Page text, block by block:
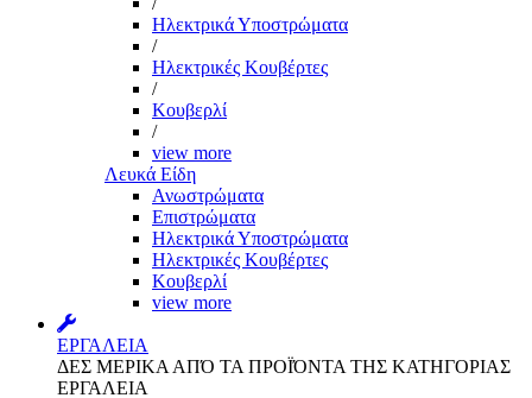
Ηλεκτρικά Υποστρώματα
/
Ηλεκτρικές Κουβέρτες
/
Κουβερλί
/
view more
Λευκά Είδη
Ανωστρώματα
Επιστρώματα
Ηλεκτρικά Υποστρώματα
Ηλεκτρικές Κουβέρτες
Κουβερλί
view more
ΕΡΓΑΛΕΙΑ
ΔΕΣ ΜΕΡΙΚΑ ΑΠΌ ΤΑ ΠΡΟΪΌΝΤΑ ΤΗΣ ΚΑΤΗΓΟΡΙΑΣ
ΕΡΓΑΛΕΙΑ